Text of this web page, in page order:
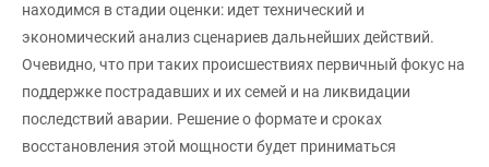
находимся в стадии оценки: идет технический и
экономический анализ сценариев дальнейших действий.
Очевидно, что при таких происшествиях первичный фокус на
поддержке пострадавших и их семей и на ликвидации
последствий аварии. Решение о формате и сроках
восстановления этой мощности будет приниматься